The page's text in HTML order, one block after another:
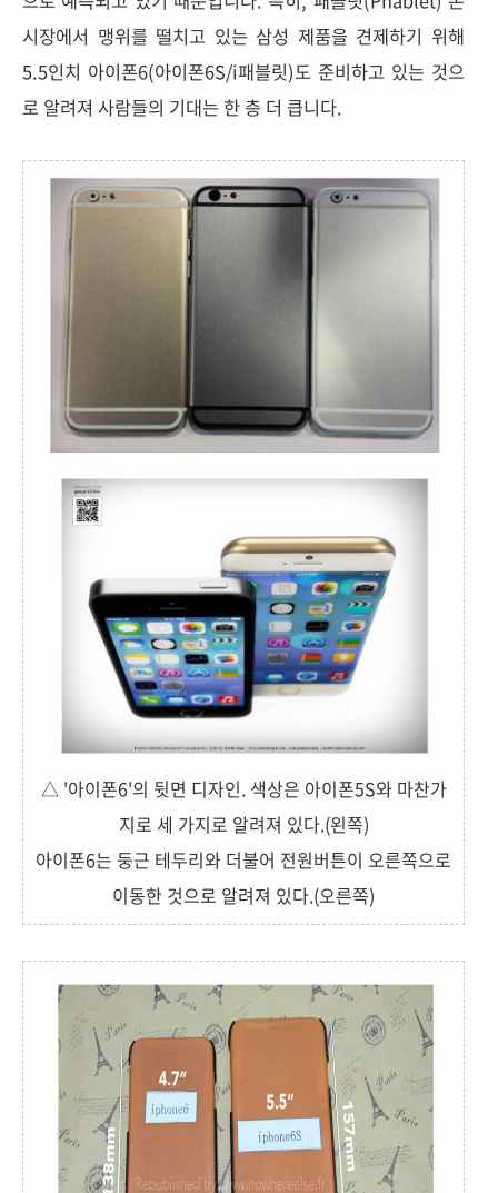
시장에서 맹위를 떨치고 있는 삼성 제품을 견제하기 위해
5.5인치 아이폰6(아이폰6S/i패블릿)도 준비하고 있는 것으
로 알려져 사람들의 기대는 한 층 더 큽니다.
△ '아이폰6'의 뒷면 디자인. 색상은 아이폰5S와 마찬가
지로 세 가지로 알려져 있다.(왼쪽)
아이폰6는 둥근 테두리와 더불어 전원버튼이 오른쪽으로
이동한 것으로 알려져 있다.(오른쪽)